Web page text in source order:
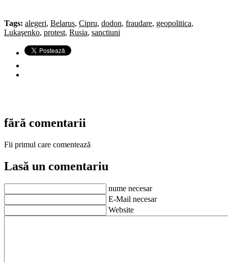
Tags: alegeri, Belarus, Cipru, dodon, fraudare, geopolitica,
Lukaşenko, protest, Rusia, sanctiuni
fără comentarii
Fii primul care comentează
Lasă un comentariu
nume necesar
E-Mail necesar
Website